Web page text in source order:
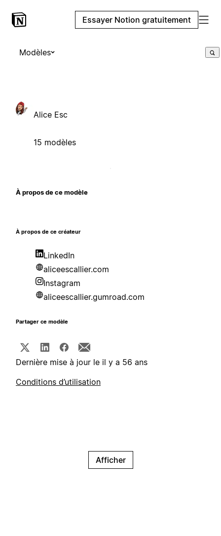
Essayer Notion gratuitement
Modèles
Alice Esc
15 modèles
À propos de ce modèle
À propos de ce créateur
LinkedIn
aliceescallier.com
Instagram
aliceescallier.gumroad.com
Partager ce modèle
Dernière mise à jour le il y a 56 ans
Conditions d’utilisation
Afficher